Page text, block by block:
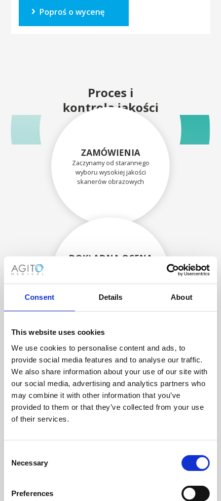
Consent Details About
This website uses cookies
We use cookies to personalise content and ads, to
provide social media features and to analyse our traffic.
We also share information about your use of our site with
our social media, advertising and analytics partners who
may combine it with other information that you’ve
provided to them or that they’ve collected from your use
of their services.
Selection
Necessary
Preferences
Poproś o wycenę
Proces i
kontrola jakości
ZAMÓWIENIA
Zaczynamy od starannego
wyboru wysokiej jakości
skanerów obrazowych
DOKŁADNA OCENA
doświadczonych techników.
ODZYSKIWANIE
Z OSTROŻNOŚCIĄ
Użyteczne części są
skrupulatnie odzyskiwane w
bezpiecznym środowisku ESD,
zapewniając brak uszkodzeń